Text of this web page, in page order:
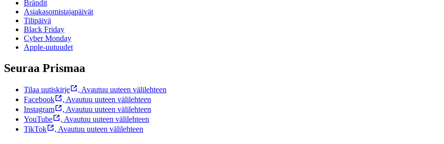
Brändit
Asiakasomistajapäivät
Tilipäivä
Black Friday
Cyber Monday
Apple-uutuudet
Seuraa Prismaa
Tilaa uutiskirje , Avautuu uuteen välilehteen
Facebook
, Avautuu uuteen välilehteen
Instagram
, Avautuu uuteen välilehteen
YouTube
, Avautuu uuteen välilehteen
TikTok
, Avautuu uuteen välilehteen